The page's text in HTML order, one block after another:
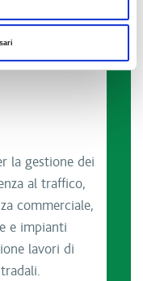
la gestione dei
al traffico,
commerciale,
e impianti
lavori di